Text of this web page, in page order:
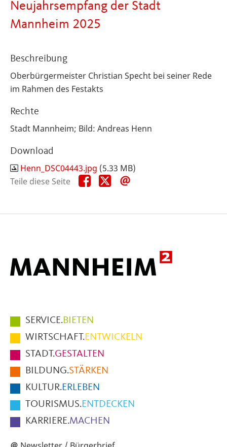
Neujahrsempfang der Stadt
Mannheim 2025
Beschreibung
Oberbürgermeister Christian Specht bei seiner Rede
im Rahmen des Festakts
Rechte
Stadt Mannheim; Bild: Andreas Henn
Download
Henn_DSC04443.jpg (5.33 MB)
Teile diese Seite
Teile
diese
Teile
diese
Hauptmenüpunkte
im
Fußbereich
der
Seite
SERVICE.BIETEN
WIRTSCHAFT.ENTWICKELN
STADT.GESTALTEN
BILDUNG.STÄRKEN
KULTUR.ERLEBEN
TOURISMUS.ENTDECKEN
KARRIERE.MACHEN